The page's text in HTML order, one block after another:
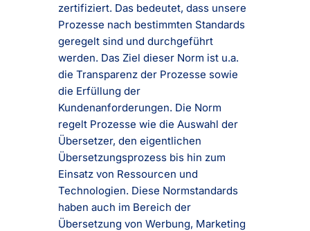
zertifiziert. Das bedeutet, dass unsere
Prozesse nach bestimmten Standards
geregelt sind und durchgeführt
werden. Das Ziel dieser Norm ist u.a.
die Transparenz der Prozesse sowie
die Erfüllung der
Kundenanforderungen. Die Norm
regelt Prozesse wie die Auswahl der
Übersetzer, den eigentlichen
Übersetzungsprozess bis hin zum
Einsatz von Ressourcen und
Technologien. Diese Normstandards
haben auch im Bereich der
Übersetzung von Werbung, Marketing